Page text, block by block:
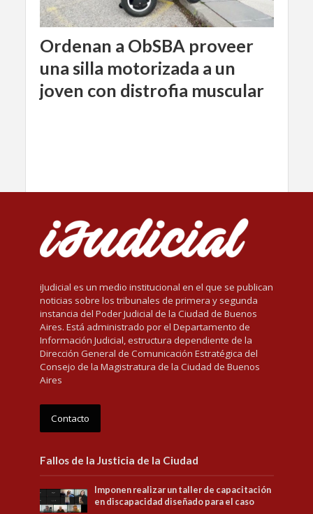
Ordenan a ObSBA proveer
una silla motorizada a un
joven con distrofia muscular
iJudicial es un medio institucional en el que se publican
noticias sobre los tribunales de primera y segunda
instancia del Poder Judicial de la Ciudad de Buenos
Aires. Está administrado por el Departamento de
Información Judicial, estructura dependiente de la
Dirección General de Comunicación Estratégica del
Consejo de la Magistratura de la Ciudad de Buenos
Aires
Contacto
Fallos de la Justicia de la Ciudad
Imponen realizar un taller de capacitación
en discapacidad diseñado para el caso